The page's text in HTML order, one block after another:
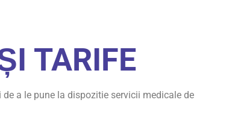
TARIFE
a le pune la dispozitie servicii medicale de